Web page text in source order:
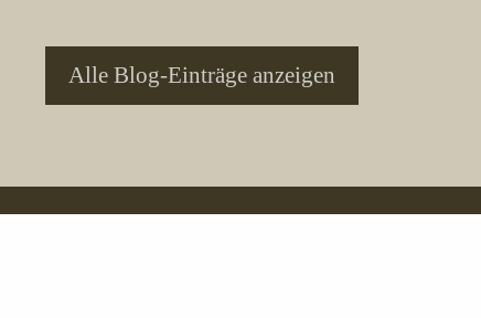
Alle Blog-Einträge anzeigen